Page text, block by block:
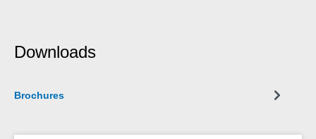
Downloads
Brochures